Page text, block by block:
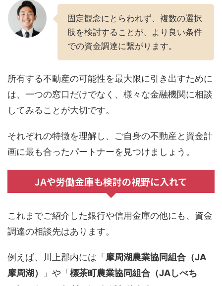
固定観念にとらわれず、複数の選択
肢を検討することが、より良い条件
での資金調達に繋がります。
所有する不動産の可能性を最大限に引き出すために
は、一つの窓口だけでなく、様々な金融機関に相談
してみることが大切です。
それぞれの特徴を理解し、ご自身の不動産と資金計
画に最も合ったパートナーを見つけましょう。
JAや労働金庫も検討の視野に入れて
これまでご紹介した銀行や信用金庫の他にも、資金
調達の相談先はあります。
例えば、川上郡内には「 摩周湖農業協同組合（JA
摩周湖）
」や「 標茶町農業協同組合（JAしべち